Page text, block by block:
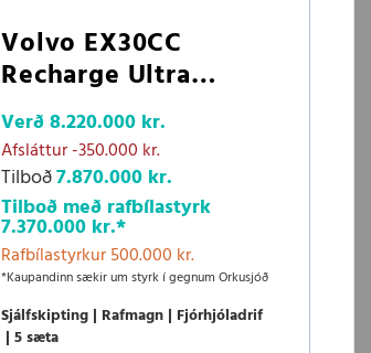
Volvo EX30CC
Recharge Ultra
LRAWD
Verð8.220.000 kr.
Afsláttur-350.000 kr.
Tilboð7.870.000 kr.
Tilboð með rafbílastyrk
7.370.000 kr.*
Rafbílastyrkur 500.000 kr.
*Kaupandinn sækir um styrk í gegnum Orkusjóð
Sjálfskipting Rafmagn Fjórhjóladrif
5 sæta